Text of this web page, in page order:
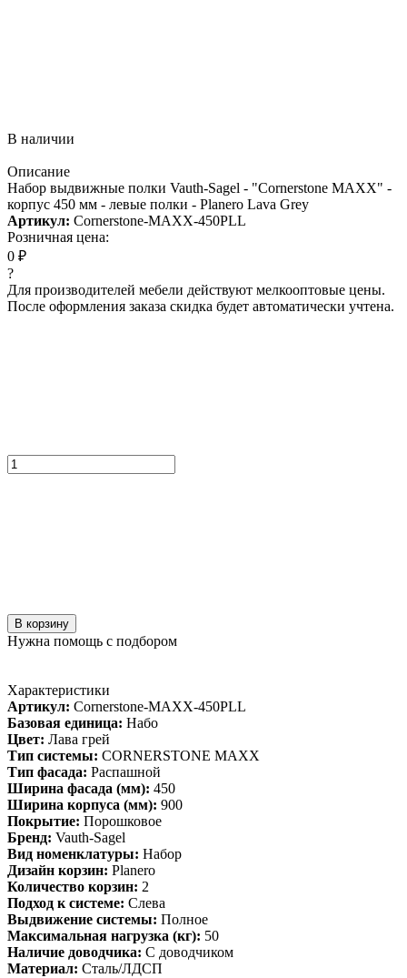
В наличии
Описание
Набор выдвижные полки Vauth-Sagel - "Cornerstone MAXX" -
корпус 450 мм - левые полки - Planero Lava Grey
Артикул: Cornerstone-MAXX-450PLL
Розничная цена:
0 ₽
?
Для производителей мебели действуют мелкооптовые цены.
После оформления заказа скидка будет автоматически учтена.
В корзину
Нужна помощь с подбором
Характеристики
Артикул: Cornerstone-MAXX-450PLL
Базовая единица: Набо
Цвет: Лава грей
Тип системы: CORNERSTONE MAXX
Тип фасада: Распашной
Ширина фасада (мм): 450
Ширина корпуса (мм): 900
Покрытие: Порошковое
Бренд: Vauth-Sagel
Вид номенклатуры: Набор
Дизайн корзин: Planero
Количество корзин: 2
Подход к системе: Слева
Выдвижение системы: Полное
Максимальная нагрузка (кг): 50
Наличие доводчика: С доводчиком
Материал: Сталь/ЛДСП